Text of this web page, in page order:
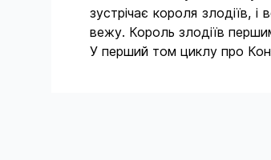
зустрічає короля злодіїв,
вежу. Король злодіїв
У перший том циклу про